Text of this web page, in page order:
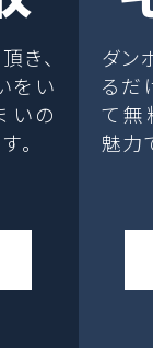
き、
をい
いの
。
ダン
るだ
て無
魅力